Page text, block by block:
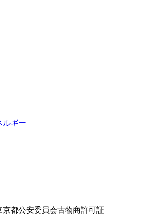
ルギー
京都公安委員会古物商許可証